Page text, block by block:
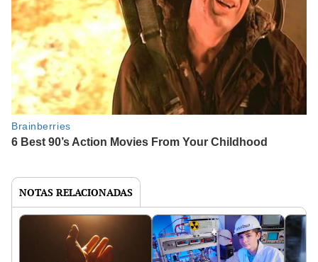
NOTAS RELACIONADAS